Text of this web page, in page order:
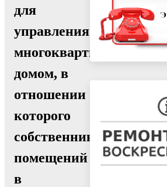
для
управления
многоквартирным
домом, в
отношении
которого
собственниками
помещений
в